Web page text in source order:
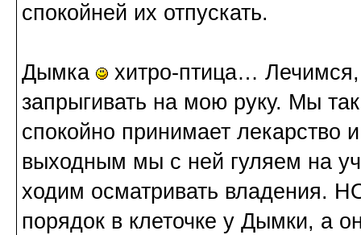
спокойней их отпускать.
Дымка
хитро-птица…
запрыгивать на мою руку. Мы
спокойно принимает
выходным мы с ней гуляем на
ходим осматривать владения.
порядок в клеточке у Дымки, а